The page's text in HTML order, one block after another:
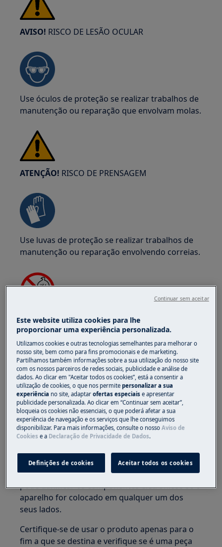
AVISO! RISCO DE LESÃO OCULAR
Use óculos de proteção se realizar trabalhos de
manutenção ou reparação que envolvam molas.
ATENÇÃO! RISCO DE PRENSAGEM
Use luvas de proteção se realizar trabalhos de
manutenção ou reparação envolvendo correias.
ATENÇÃO! PERIGO DE ASFIXIA
Peças pequenas não são adequadas para
crianças menores de 3 anos. Mantenha todas as
peças pequenas e embalagens fora do alcance
das crianças.
Apenas adultos devem usar ou instalar o
produto.
Antes de qualquer operação de manutenção,
desligue o fornecimento de água ao aparelho.
Esvazie sempre o aparelho de toda a água.
Qualquer manutenção deve ser realizada com o
aparelho na posição vertical. A água residual
pode danificar os componentes eletrónicos se o
aparelho for colocado em qualquer um dos
seus lados.
Certifique-se de usar o produto apenas para o
fim a que se destina e verifique se é uma peça
Este website utiliza cookies para lhe
proporcionar uma experiência personalizada.
Utilizamos cookies e outras tecnologias semelhantes para melhorar o
nosso site, bem como para fins promocionais e de marketing.
Partilhamos também informações sobre a sua utilização do nosso site
com os nossos parceiros de redes sociais, publicidade e análise de
dados. Ao clicar em "Aceitar todos os cookies”, está a consentir a
utilização de cookies, o que nos permitepersonalizar a sua
experiência no site, adaptarofertas especiaise apresentar
publicidade personalizada. Ao clicar em “Continuar sem aceitar”,
bloqueia os cookies não essenciais, o que poderá afetar a sua
experiência de navegação e os serviços que lhe conseguimos
disponibilizar. Para mais informações, consulte o nossoAviso de
Cookies e a Declaração de Privacidade de Dados.
Definições de cookies Aceitar todos os cookies
Continuar sem aceitar